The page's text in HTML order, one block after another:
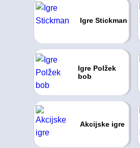
Igre Stickman
Igre Polžek
bob
Akcijske igre